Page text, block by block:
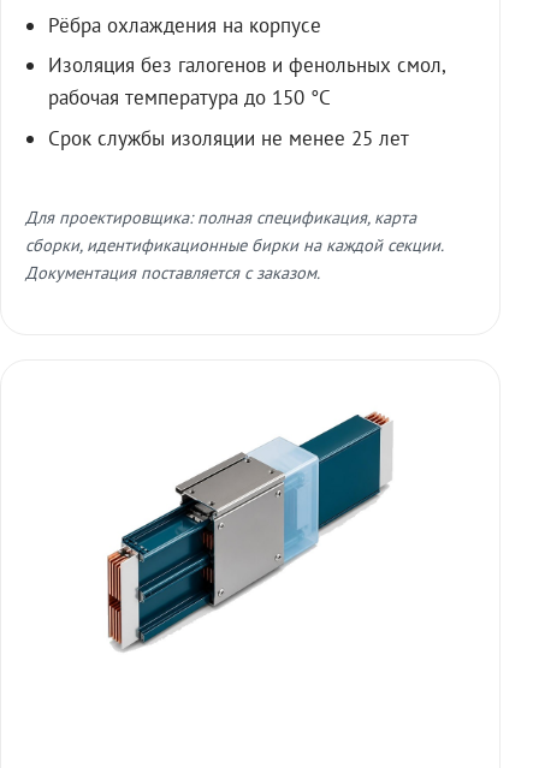
Рёбра охлаждения на корпусе
Изоляция без галогенов и фенольных смол,
рабочая температура до 150 °C
Срок службы изоляции не менее 25 лет
Для проектировщика: полная спецификация, карта
сборки, идентификационные бирки на каждой секции.
Документация поставляется с заказом.